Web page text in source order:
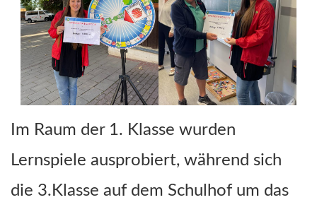
Im Raum der 1. Klasse wurden
Lernspiele ausprobiert, während sich
die 3.Klasse auf dem Schulhof um das